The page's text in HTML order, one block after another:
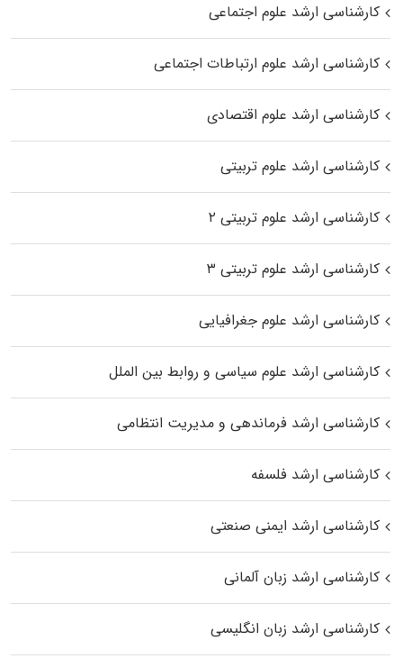
کارشناسی ارشد علوم اجتماعی
کارشناسی ارشد علوم ارتباطات اجتماعی
کارشناسی ارشد علوم اقتصادی
کارشناسی ارشد علوم تربیتی
کارشناسی ارشد علوم تربیتی ۲
کارشناسی ارشد علوم تربیتی ۳
کارشناسی ارشد علوم جغرافیایی
کارشناسی ارشد علوم سیاسی و روابط بین الملل
کارشناسی ارشد فرماندهی و مدیریت انتظامی
کارشناسی ارشد فلسفه
کارشناسی ارشد ایمنی صنعتی
کارشناسی ارشد زبان آلمانی
کارشناسی ارشد زبان انگلیسی